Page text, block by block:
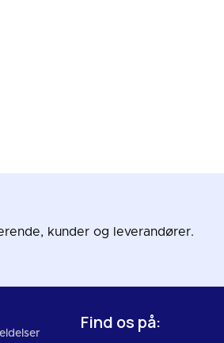
kunder og leverandører.
Find os på: